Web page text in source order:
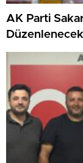
AK Parti
Düzenlenecek